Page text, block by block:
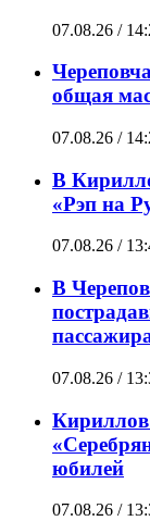
07.08.26 /
общая
07.08.26 /
В
«Рэп на
07.08.26 /
В
07.08.26 /
Кириллов
юбилей
07.08.26 /